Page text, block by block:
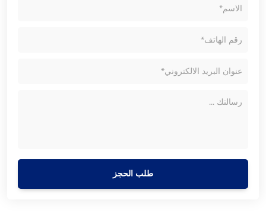
طلب الحجز